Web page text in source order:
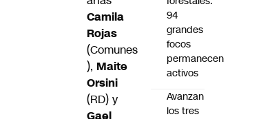
Camila
Rojas
(Comunes
), Maite
Orsini
(RD) y
Gael
94
grandes
focos
permanecen
activos
Avanzan
los tres